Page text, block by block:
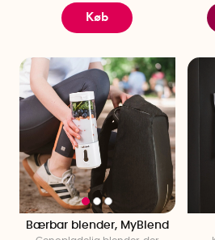
Køb
Bærbar blender, MyBlend